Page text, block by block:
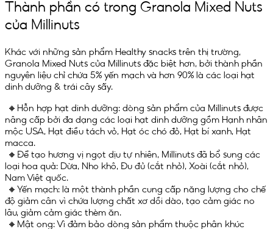
Thành phần có trong Granola Mixed Nuts
của Millinuts
Khác với những sản phẩm Healthy snacks trên thị trường,
Granola Mixed Nuts của Millinuts đặc biệt hơn, bởi thành phần
nguyên liệu chỉ chứa 5% yến mạch và hơn 90% là các loại hạt
dinh dưỡng & trái cây sấy.
🔸Hỗn hợp hạt dinh dưỡng: dòng sản phẩm của Millinuts được
nâng cấp bởi đa dạng các loại hạt dinh dưỡng gồm Hạnh nhân
mộc USA, Hạt điều tách vỏ, Hạt óc chó đỏ, Hạt bí xanh, Hạt
macca.
🔸Để tạo hương vị ngọt dịu tự nhiên, Millinuts đã bổ sung các
loại hoa quả: Dừa, Nho khô, Đu đủ (cắt nhỏ), Xoài (cắt nhỏ),
Nam Việt quốc.
🔸Yến mạch: là một thành phần cung cấp năng lượng cho chế
độ giảm cân vì chứa lượng chất xơ dồi dào, tạo cảm giác no
lâu, giảm cảm giác thèm ăn.
🔸Mật ong: Vì đảm bảo dòng sản phẩm thuộc phân khúc